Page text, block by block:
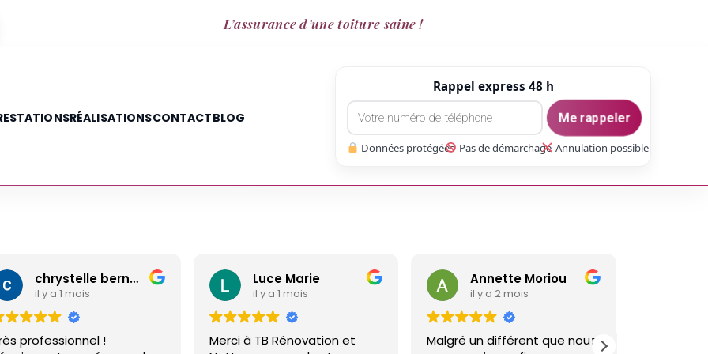
L’assurance d’une toiture saine !
RÉALISATIONSCONTACTBLOG
Rappel express 48 h
Me rappeler
Données protégées Pas de démarchage Annulation possible
Luce Marie
il y a 1 mois
Merci à TB Rénovation et
Annette Moriou
il y a 2 mois
Malgré un différent que nous
gaetan Gate
il y a 3 mois
Réalisé un travail sur ma